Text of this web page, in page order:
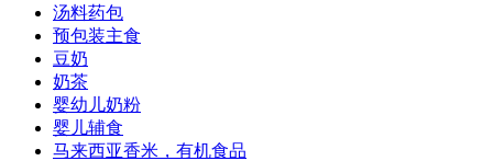
汤料药包
预包装主食
豆奶
奶茶
婴幼儿奶粉
婴儿辅食
马来西亚香米，有机食品